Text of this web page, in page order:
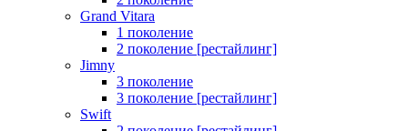
Grand Vitara
1 поколение
2 поколение [рестайлинг]
Jimny
3 поколение
3 поколение [рестайлинг]
Swift